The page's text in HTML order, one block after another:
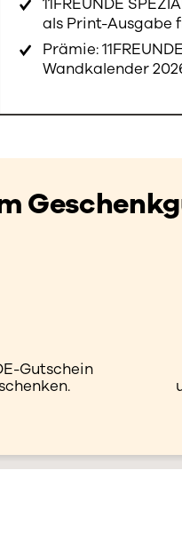
11FREUNDE
als Print-Ausgabe
Prämie: 11FREUNDE
Wandkalender
Gutschein